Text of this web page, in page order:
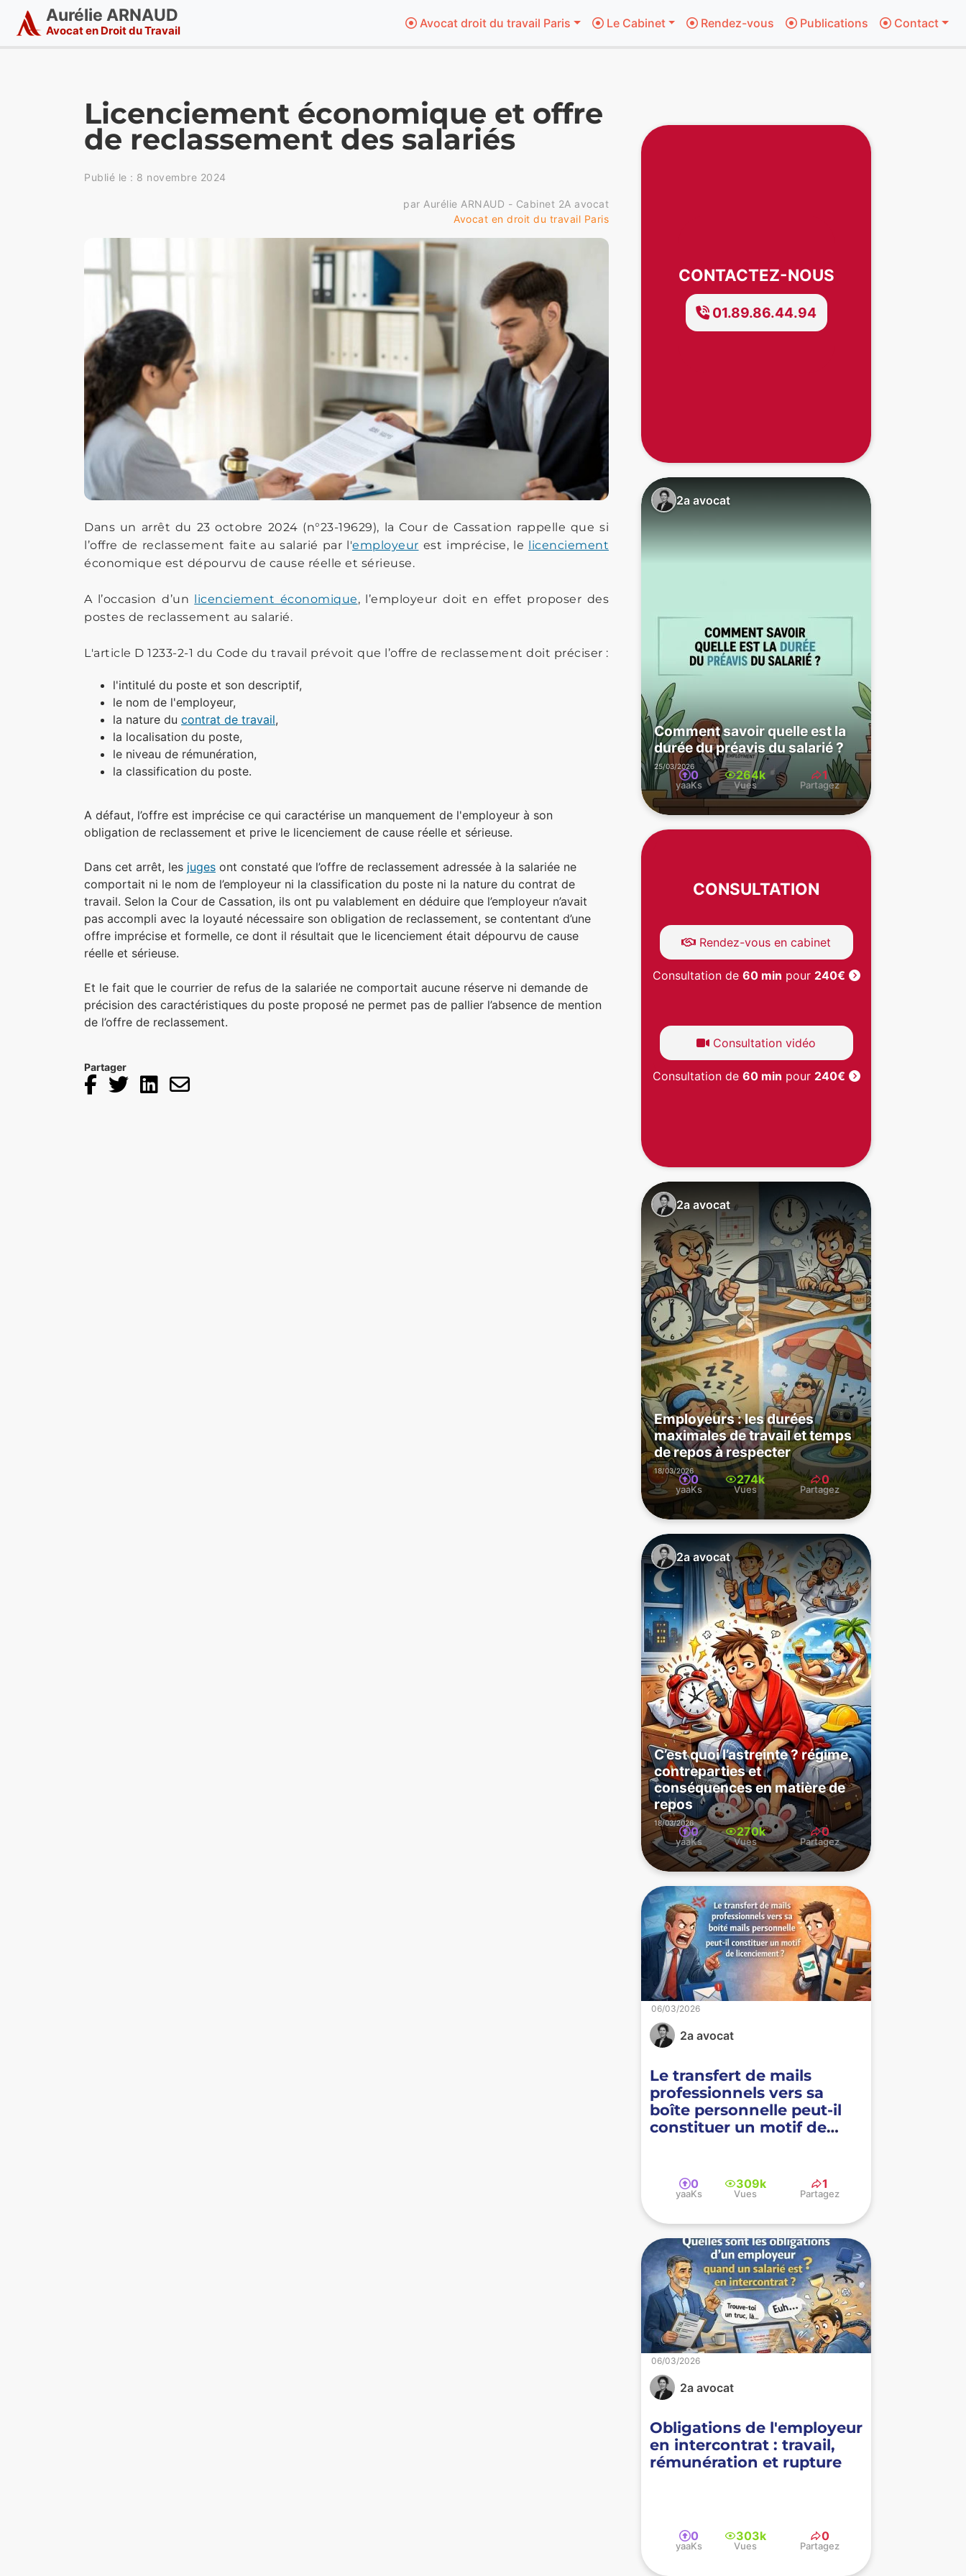
Aurélie ARNAUD
Avocat en Droit du Travail
Avocat droit du travail Paris Le Cabinet Rendez-vous Publications Contact
Licenciement économique et offre
de reclassement des salariés
Publié le : 8 novembre 2024
par Aurélie ARNAUD - Cabinet 2A avocat
Avocat en droit du travail Paris
Dans un arrêt du 23 octobre 2024 (n°23-19629), la Cour de Cassation rappelle que si
l’offre de reclassement faite au salarié par l'employeur est imprécise, le licenciement
économique est dépourvu de cause réelle et sérieuse.
A l’occasion d’un licenciement économique, l’employeur doit en effet proposer des
postes de reclassement au salarié.
L'article D 1233-2-1 du Code du travail prévoit que l’offre de reclassement doit préciser :
l'intitulé du poste et son descriptif,
le nom de l'employeur,
la nature du contrat de travail,
la localisation du poste,
le niveau de rémunération,
la classification du poste.
A défaut, l’offre est imprécise ce qui caractérise un manquement de l'employeur à son
obligation de reclassement et prive le licenciement de cause réelle et sérieuse.
Dans cet arrêt, les juges ont constaté que l’offre de reclassement adressée à la salariée ne
comportait ni le nom de l’employeur ni la classification du poste ni la nature du contrat de
travail. Selon la Cour de Cassation, ils ont pu valablement en déduire que l’employeur n’avait
pas accompli avec la loyauté nécessaire son obligation de reclassement, se contentant d’une
offre imprécise et formelle, ce dont il résultait que le licenciement était dépourvu de cause
réelle et sérieuse.
Et le fait que le courrier de refus de la salariée ne comportait aucune réserve ni demande de
précision des caractéristiques du poste proposé ne permet pas de pallier l’absence de mention
de l’offre de reclassement.
Partager
CONTACTEZ-NOUS
01.89.86.44.94
25/03/2026
2a avocat
Comment savoir quelle est la
durée du préavis du salarié ?
0
yaaKs
264k
Vues
1
Partagez
CONSULTATION
Rendez-vous en cabinet
Consultation de 60 min pour 240€
Consultation vidéo
Consultation de 60 min pour 240€
18/03/2026
2a avocat
Employeurs : les durées
maximales de travail et temps
de repos à respecter
0
yaaKs
274k
Vues
0
Partagez
18/03/2026
2a avocat
C’est quoi l’astreinte ? régime,
contreparties et
conséquences en matière de
repos
0
yaaKs
270k
Vues
0
Partagez
2a avocat
Le transfert de mails
professionnels vers sa
boîte personnelle peut-il
constituer un motif de
06/03/2026
0
yaaKs
309k
Vues
1
Partagez
2a avocat
Obligations de l'employeur
en intercontrat : travail,
rémunération et rupture
06/03/2026
0
yaaKs
303k
Vues
0
Partagez